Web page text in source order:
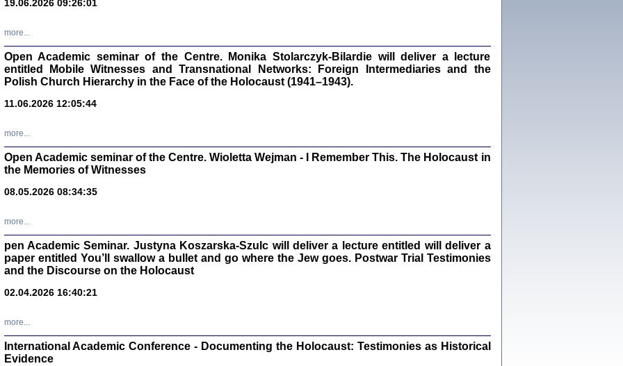
Zagłada Żydów.
Warszawa 2020
Warszawa 2020
19.06.2026 09:26:01
more...
Open Academic seminar of the Centre. Monika Stolarczyk‑Bilardie will deliver a lecture
entitled Mobile Witnesses and Transnational Networks: Foreign Intermediaries and the
Polish Church Hierarchy in the Face of the Holocaust (1941–1943).
11.06.2026 12:05:44
more...
Open Academic seminar of the Centre. Wioletta Wejman - I Remember This. The Holocaust in
the Memories of Witnesses
08.05.2026 08:34:35
more...
pen Academic Seminar. Justyna Koszarska-Szulc will deliver a lecture entitled will deliver a
paper entitled You’ll swallow a bullet and go where the Jew goes. Postwar Trial Testimonies
and the Discourse on the Holocaust
02.04.2026 16:40:21
more...
International Academic Conference - Documenting the Holocaust: Testimonies as Historical
Evidence